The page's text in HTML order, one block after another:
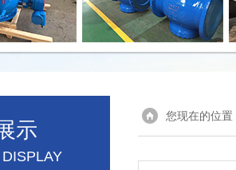
示
您现在的位置